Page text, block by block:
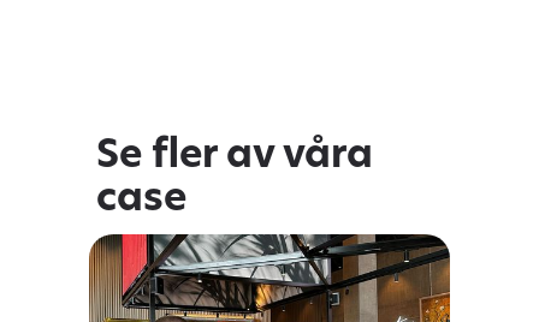
Se fler av våra
case